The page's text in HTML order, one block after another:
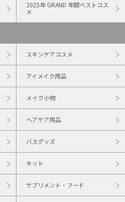
2025年 GRAND 年間ベストコス
メ
スキンケアコスメ
アイメイク用品
メイク小物
ヘアケア用品
バスグッズ
キット
サプリメント・フード